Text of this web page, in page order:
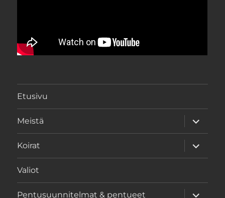
Etusivu
Meistä
näytä
Koirat
näytä
Valiot
Pentusuunnitelmat & pentueet
näytä